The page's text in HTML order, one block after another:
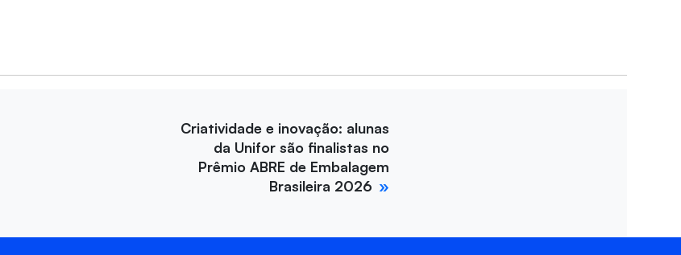
Criatividade e inovação: alunas
da Unifor são finalistas no
Prêmio ABRE de Embalagem
Brasileira 2026